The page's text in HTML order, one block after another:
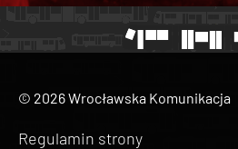
© 2026 Wrocławska Komunikacja
Regulamin strony